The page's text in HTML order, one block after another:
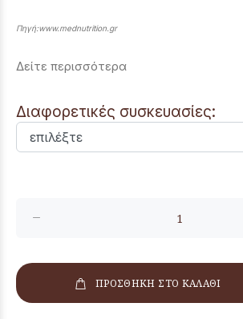
Πηγή:www.mednutrition.gr
Δείτε περισσότερα
Διαφορετικές συσκευασίες:
ΠΡΟΣΘΗΚΗ ΣΤΟ ΚΑΛΑΘΙ